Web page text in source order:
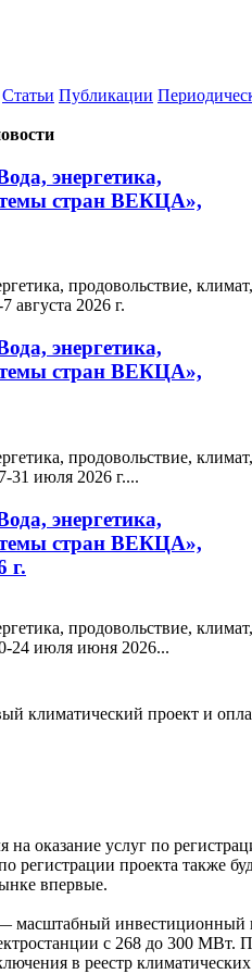
Статьи Публикации
энергетика,
стран ВЕКЦА»,
продовольствие, климат,
2026 г.
энергетика,
стран ВЕКЦА»,
продовольствие, климат,
31 июля 2026 г....
энергетика,
стран ВЕКЦА»,
г.
продовольствие, климат,
24 июля июня 2026...
климатический проект и
оказание услуг по
регистрации проекта также
впервые.
инвестиционный
с 268 до 300 МВт.
в реестр